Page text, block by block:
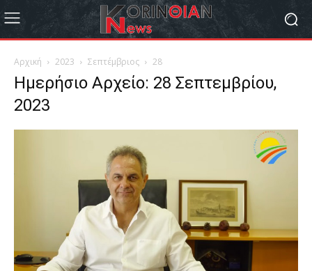
Αρχική 2023 Σεπτέμβριος 28
Ημερήσιο Αρχείο: 28 Σεπτεμβρίου,
2023